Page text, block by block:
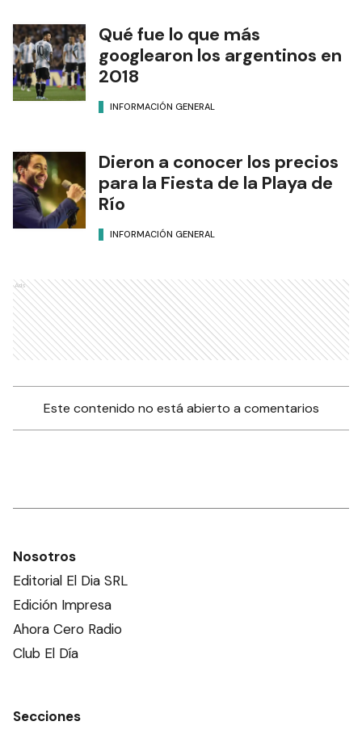
Qué fue lo que más
googlearon los argentinos en
2018
INFORMACIÓN GENERAL
Dieron a conocer los precios
para la Fiesta de la Playa de
Río
INFORMACIÓN GENERAL
Ads
Este contenido no está abierto a comentarios
Nosotros
Editorial El Dia SRL
Edición Impresa
Ahora Cero Radio
Club El Día
Secciones